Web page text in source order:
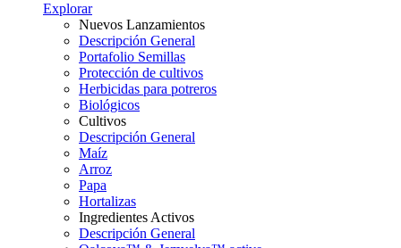
Explorar
Nuevos Lanzamientos
Descripción General
Portafolio Semillas
Protección de cultivos
Herbicidas para potreros
Biológicos
Cultivos
Descripción General
Maíz
Arroz
Papa
Hortalizas
Ingredientes Activos
Descripción General